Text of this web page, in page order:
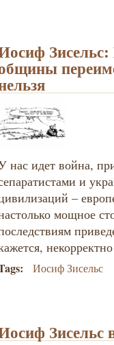
нас идет война,
и
–
мощное
некорректно
Иосиф Зисельс
Зисельс